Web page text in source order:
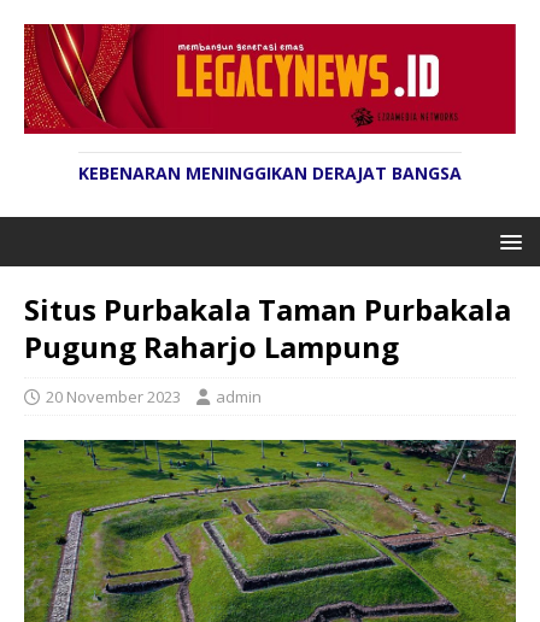
KEBENARAN MENINGGIKAN DERAJAT BANGSA
Situs Purbakala Taman Purbakala
Pugung Raharjo Lampung
20 November 2023 admin